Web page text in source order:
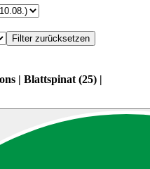
Filter zurücksetzen
| Blattspinat (25) |